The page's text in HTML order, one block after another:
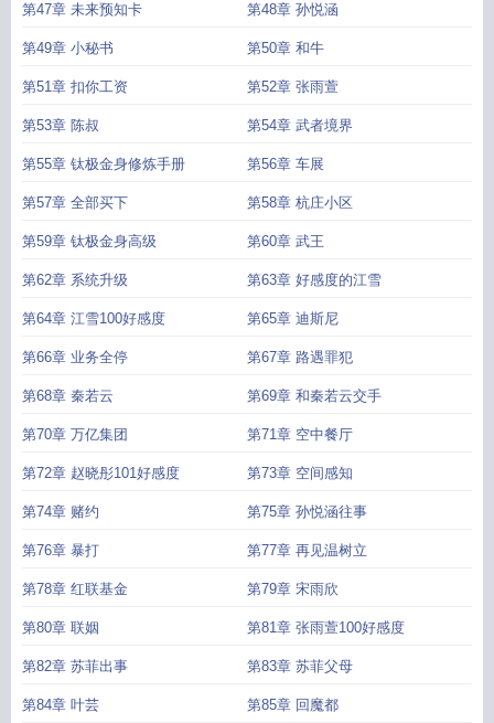
第47章 未来预知卡 第48章 孙悦涵
第49章 小秘书 第50章 和牛
第51章 扣你工资 第52章 张雨萱
第53章 陈叔 第54章 武者境界
第55章 钛极金身修炼手册 第56章 车展
第57章 全部买下 第58章 杭庄小区
第59章 钛极金身高级 第60章 武王
第62章 系统升级 第63章 好感度的江雪
第64章 江雪100好感度 第65章 迪斯尼
第66章 业务全停 第67章 路遇罪犯
第68章 秦若云 第69章 和秦若云交手
第70章 万亿集团 第71章 空中餐厅
第72章 赵晓彤101好感度 第73章 空间感知
第74章 赌约 第75章 孙悦涵往事
第76章 暴打 第77章 再见温树立
第78章 红联基金 第79章 宋雨欣
第80章 联姻 第81章 张雨萱100好感度
第82章 苏菲出事 第83章 苏菲父母
第84章 叶芸 第85章 回魔都